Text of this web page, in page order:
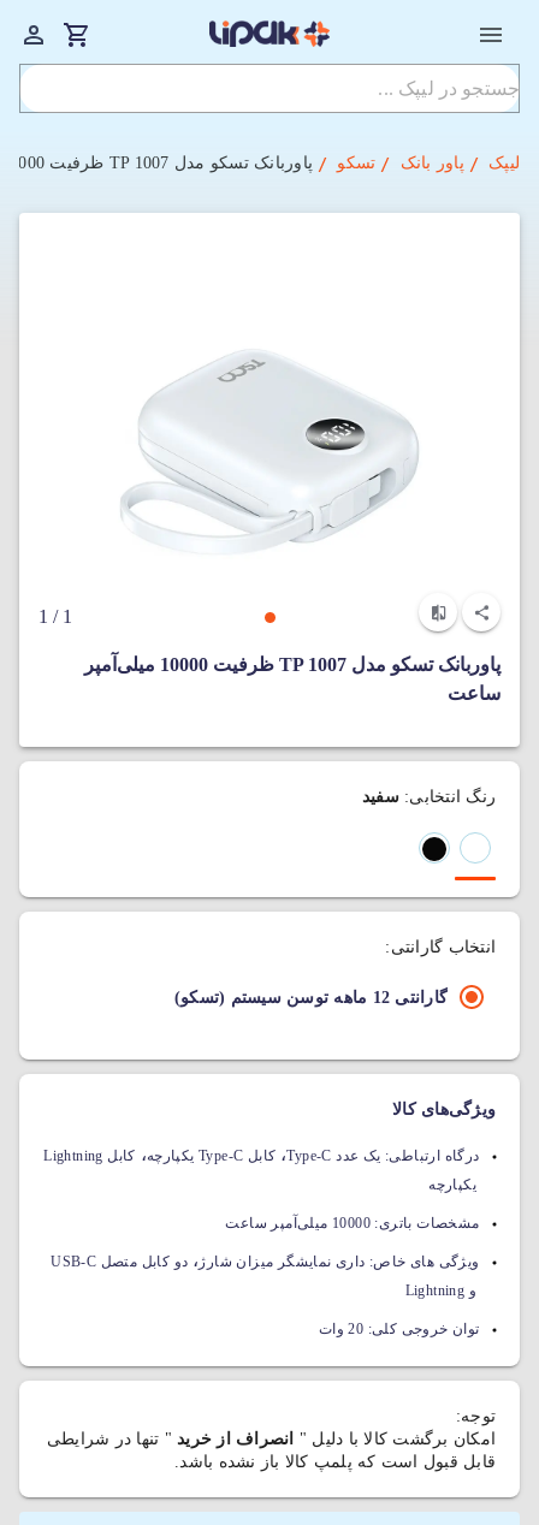
لیپک پاور بانک تسکو پاوربانک تسکو مدل TP 1007 ظرفیت 10000 میلی‌آمپر‌ ساعت
1
/ 1
پاوربانک تسکو مدل TP 1007 ظرفیت 10000 میلی‌آمپر‌
ساعت
رنگ انتخابی:سفید
انتخاب گارانتی:
گارانتی 12 ماهه توسن سیستم (تسکو)
ویژگی‌های کالا
درگاه ارتباطی: یک عدد Type-C ، کابل Type-C یکپارچه ،
کابل Lightning
یکپارچه
مشخصات باتری:10000 میلی‌آمپر ساعت
ویژگی های خاص: داری نمایشگر میزان شارژ ،
دو کابل متصل USB-C
و Lightning
توان خروجی کلی: 20 وات
توجه:
امکان برگشت کالا با دلیل "
انصراف از خرید " تنها در شرایطی
قابل قبول است که پلمپ کالا باز نشده باشد.